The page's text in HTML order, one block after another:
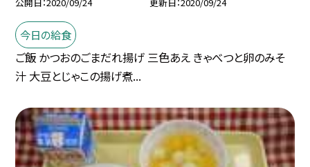
今日の給食
ご飯 かつおのごまだれ揚げ 三色あえ きゃべつと卵のみそ
汁 大豆とじゃこの揚げ煮...